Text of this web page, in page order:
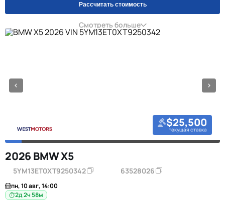
Рассчитать стоимость
Смотреть больше
$25,500
текущая ставка
2026 BMW X5
5YM13ET0XT9250342 63528026
пн, 10 авг, 14:00
2д 2ч 58м